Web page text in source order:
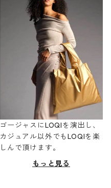
ゴージャスにLOQIを演出し、
カジュアル以外でもLOQIを楽
しんで頂けます。
もっと見る